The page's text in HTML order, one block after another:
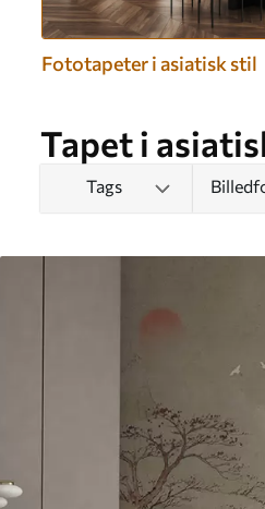
Fototapeter i asiatisk stil
Tapet i
Tags